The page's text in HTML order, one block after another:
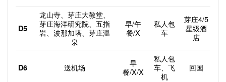
D5
龙山寺、芽庄大教堂、
芽庄海洋研究院、五指
岩、波那加塔、芽庄温
泉
早/午
餐/X
私人包
车
芽庄4/5
星级酒
店
D6 送机场
早
餐/X/X
私人包
车、飞
机
回国